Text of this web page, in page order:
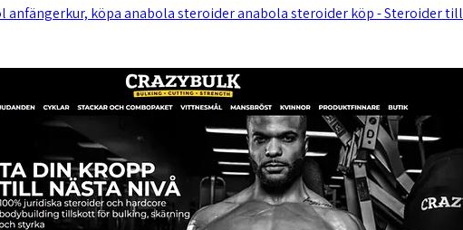
anfängerkur, köpa anabola steroider anabola steroider köp - Steroider till